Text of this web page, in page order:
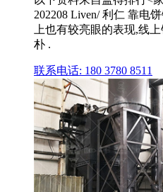
202208 Liven/ 利仁 靠电
上也有较亮眼的表现,线
朴 .
联系电话: 180 3780 8511